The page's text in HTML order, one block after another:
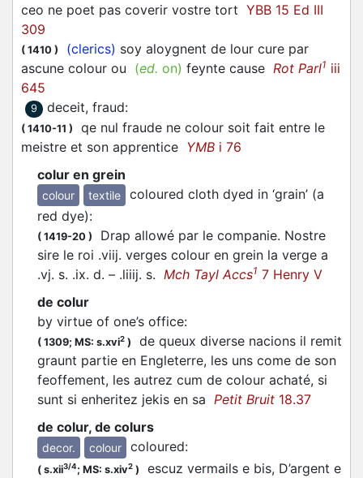
ceo ne poet pas coverir vostre tort YBB 15 Ed III
309
( 1410 ) (clerics) soy aloygnent de lour cure par
ascune colour ou (ed. on) feynte cause Rot Parl1 iii
645
9 deceit, fraud:
( 1410-11 )
qe nul fraude ne colour soit fait entre le
meistre et son apprentice YMB i 76
colur en grein
colour textile
coloured cloth dyed in ‘grain’ (a
red dye):
( 1419-20 )
Drap allowé par le companie. Nostre
sire le roi .viij. verges colour en grein la verge a
.vj. s. .ix. d. – .liiij. s. Mch Tayl Accs1 7 Henry V
de colur
by virtue of one’s office:
( 1309; MS: s.xvi2 )
de queux diverse nacions il remit
graunt partie en Engleterre, les uns come de son
feoffement, les autrez cum de colour achaté, si
sunt si enheritez jekis en sa Petit Bruit 18.37
de colur, de colurs
decor. colour coloured:
( s.xii3/4; MS: s.xiv2 )
escuz vermails e bis, D’argent e